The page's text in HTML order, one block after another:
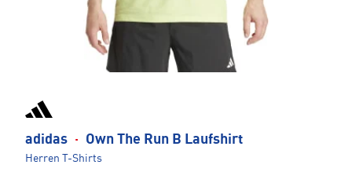
adidas · Own The Run B Laufshirt
Herren T-Shirts